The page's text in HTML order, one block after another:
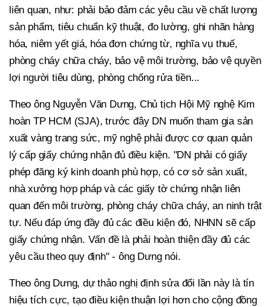
liên quan, như: phải bảo đảm các yêu cầu về chất lượng
sản phẩm, tiêu chuẩn kỹ thuật, đo lường, ghi nhãn hàng
hóa, niêm yết giá, hóa đơn chứng từ, nghĩa vụ thuế,
phòng cháy chữa cháy, bảo vệ môi trường, bảo vệ quyền
lợi người tiêu dùng, phòng chống rửa tiền...
Theo ông Nguyễn Văn Dưng, Chủ tịch Hội Mỹ nghệ Kim
hoàn TP HCM (SJA), trước đây DN muốn tham gia sản
xuất vàng trang sức, mỹ nghệ phải được cơ quan quản
lý cấp giấy chứng nhận đủ điều kiện. "DN phải có giấy
phép đăng ký kinh doanh phù hợp, có cơ sở sản xuất,
nhà xưởng hợp pháp và các giấy tờ chứng nhận liên
quan đến môi trường, phòng cháy chữa cháy, an ninh trật
tự. Nếu đáp ứng đầy đủ các điều kiện đó, NHNN sẽ cấp
giấy chứng nhận. Vấn đề là phải hoàn thiện đầy đủ các
yêu cầu theo quy định" - ông Dưng nói.
Theo ông Dưng, dự thảo nghị định sửa đổi lần này là tín
hiệu tích cực, tạo điều kiện thuận lợi hơn cho cộng đồng